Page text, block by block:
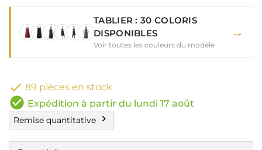
TABLIER : 30 COLORIS
DISPONIBLES
Voir toutes les couleurs du modèle
→
 89 pièces en stock
check_circle Expédition à partir du lundi 17 août
Remise quantitative chevron_right